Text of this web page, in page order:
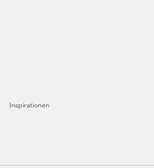
Inspirationen